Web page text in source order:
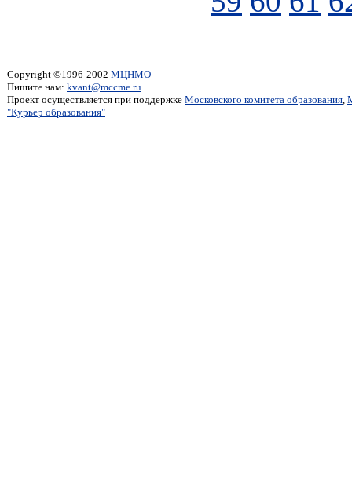
Copyright ©1996-2002 МЦНМО
Пишите нам: kvant@mccme.ru
Проект осуществляется при поддержке Московского комитета образования,
"Курьер образования"